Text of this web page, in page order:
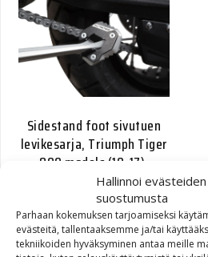
Hallinnoi evästeiden
suostumusta
Parhaan kokemuksen tarjoamiseksi
evästeitä, tallentaaksemme ja/tai
tekniikoiden hyväksyminen antaa meille
Sidestand foot sivutuen
levikesarja, Triumph Tiger
800 models (10-17).
55,00€